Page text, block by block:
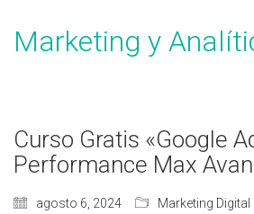
Marketing y
Curso Gratis «Google
Performance Max
agosto 6, 2024 Marketing Digital